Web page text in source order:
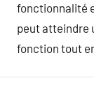
fonctionnalité
peut atteindre
fonction tout